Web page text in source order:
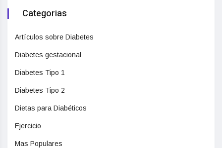
Categorias
Artículos sobre Diabetes
Diabetes gestacional
Diabetes Tipo 1
Diabetes Tipo 2
Dietas para Diabéticos
Ejercicio
Mas Populares